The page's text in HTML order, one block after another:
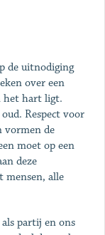
de uitnodiging
over een
het hart ligt.
Respect voor
vormen de
moet op een
deze
mensen, alle
partij en ons